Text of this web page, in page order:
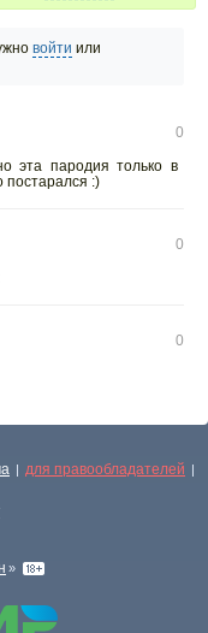
войти или
0
эта пародия только в
:)
0
0
| для правообладателей |
»